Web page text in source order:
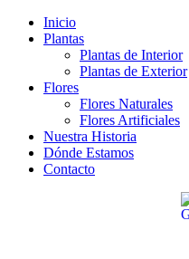
Inicio
Plantas
Plantas de Interior
Plantas de Exterior
Flores
Flores Naturales
Flores Artificiales
Nuestra Historia
Dónde Estamos
Contacto